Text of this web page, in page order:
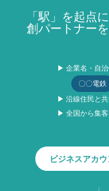
「駅」を起点
創パートナー
▶ 企業名・自
〇〇電鉄
▶ 沿線住民と
▶ 全国から集
ビジネスアカ